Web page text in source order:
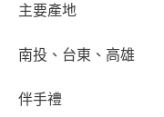
主要產地
南投、台東、高雄
伴手禮